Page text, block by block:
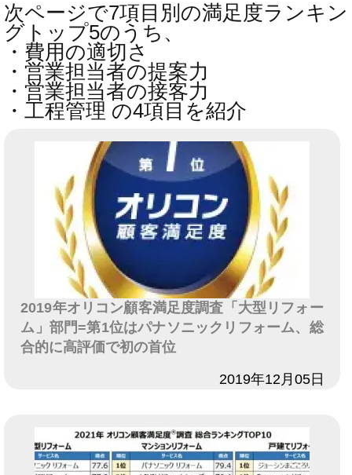
次ページで7項目別の満足度ランキン
グトップ5のうち、
・費用の適切さ
・営業担当者の提案力
・営業担当者の接客力
・工程管理 の4項目を紹介
2019年オリコン顧客満足度調査「大型リフォー
ム」部門=第1位はパナソニックリフォーム、総
合的に高評価で初の首位
2019年12月05日